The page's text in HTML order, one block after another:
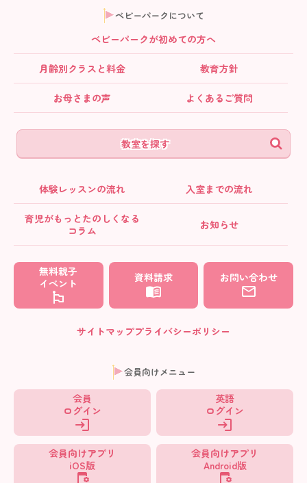
ベビーパークについて
ベビーパークが初めての方へ
月齢別クラス と料金 教育方針
お母さまの声 よくあるご質問
教室を探す
体験レッスンの流れ 入室までの流れ
育児がもっとたのしくなる
コラム
お知らせ
無料親子
イベント
資料請求 お問い合わせ
サイトマッププライバシーポリシー
会員向けメニュー
会員
ログイン
英語
ログイン
会員向けアプリ
iOS版
会員向けアプリ
Android版